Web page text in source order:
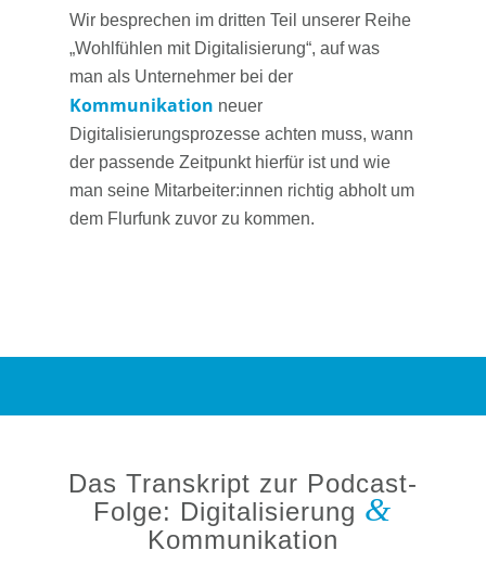
Wir besprechen im dritten Teil unserer Reihe
„Wohlfühlen mit Digitalisierung“, auf was
man als Unternehmer bei der
Kommunikation neuer
Digitalisierungsprozesse achten muss, wann
der passende Zeitpunkt hierfür ist und wie
man seine Mitarbeiter:innen richtig abholt um
dem Flurfunk zuvor zu kommen.
Das Transkript zur Podcast-
Folge: Digitalisierung &
Kommunikation